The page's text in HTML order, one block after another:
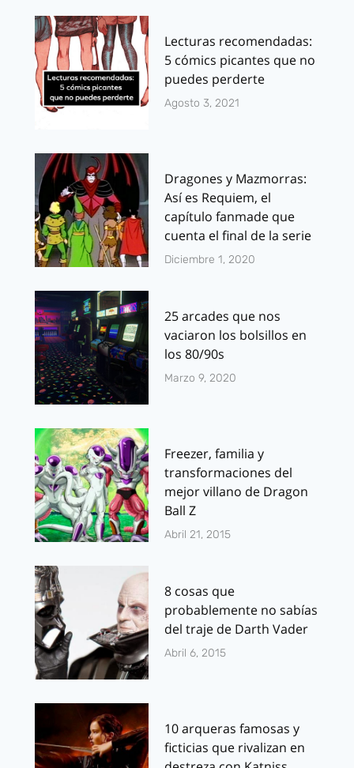
Lecturas recomendadas:
5 cómics picantes que no
puedes perderte
Agosto 3, 2021
Dragones y Mazmorras:
Así es Requiem, el
capítulo fanmade que
cuenta el final de la serie
Diciembre 1, 2020
25 arcades que nos
vaciaron los bolsillos en
los 80/90s
Marzo 9, 2020
Freezer, familia y
transformaciones del
mejor villano de Dragon
Ball Z
Abril 21, 2015
8 cosas que
probablemente no sabías
del traje de Darth Vader
Abril 6, 2015
10 arqueras famosas y
ficticias que rivalizan en